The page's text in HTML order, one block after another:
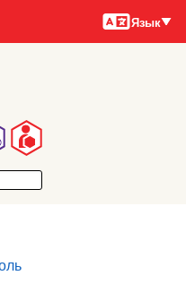
Языки
Язык